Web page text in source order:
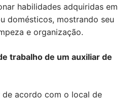
habilidades adquiridas em
domésticos, mostrando seu
e organização.
trabalho de um auxiliar de
acordo com o local de